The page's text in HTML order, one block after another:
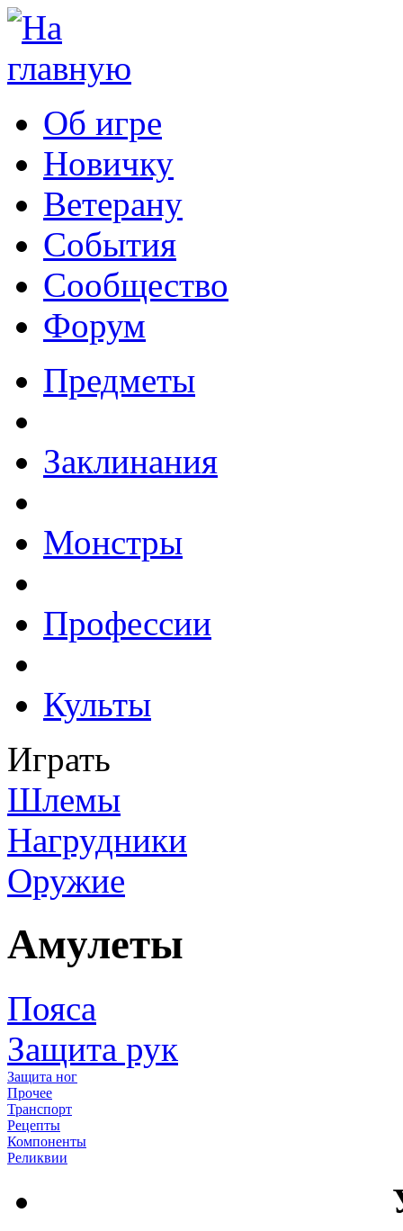
Об игре
Новичку
Ветерану
События
Сообщество
Форум
Предметы
Заклинания
Монстры
Профессии
Культы
Играть
Шлемы
Нагрудники
Оружие
Амулеты
Пояса
Защита рук
Защита ног
Прочее
Транспорт
Рецепты
Компоненты
Реликвии